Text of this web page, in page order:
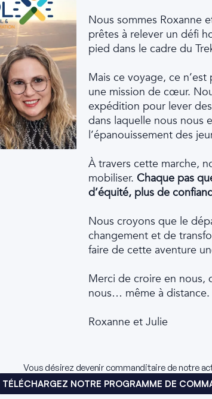
Nous sommes Roxanne
prêtes à relever un défi
pied dans le cadre du
Mais ce voyage, ce
une mission de cœur.
expédition pour lever
dans laquelle nous
l’épanouissement des
À travers cette marche,
mobiliser.Chaque pas
d’équité, plus de
Nous croyons que le
changement et de
faire de cette aventure
Merci de croire en nous,
nous… même à distance.
Roxanne et Julie
Vous désirez devenir commanditaire de notre
TÉLÉCHARGEZ NOTRE PROGRAMME DE